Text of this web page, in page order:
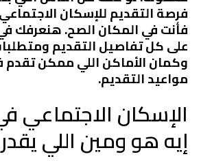
فأنت في المكان الصح. هنعرفك
على كل تفاصيل التقديم
وكمان الأماكن اللي ممكن تقدم
مواعيد التقديم.
إيه هو ومين اللي